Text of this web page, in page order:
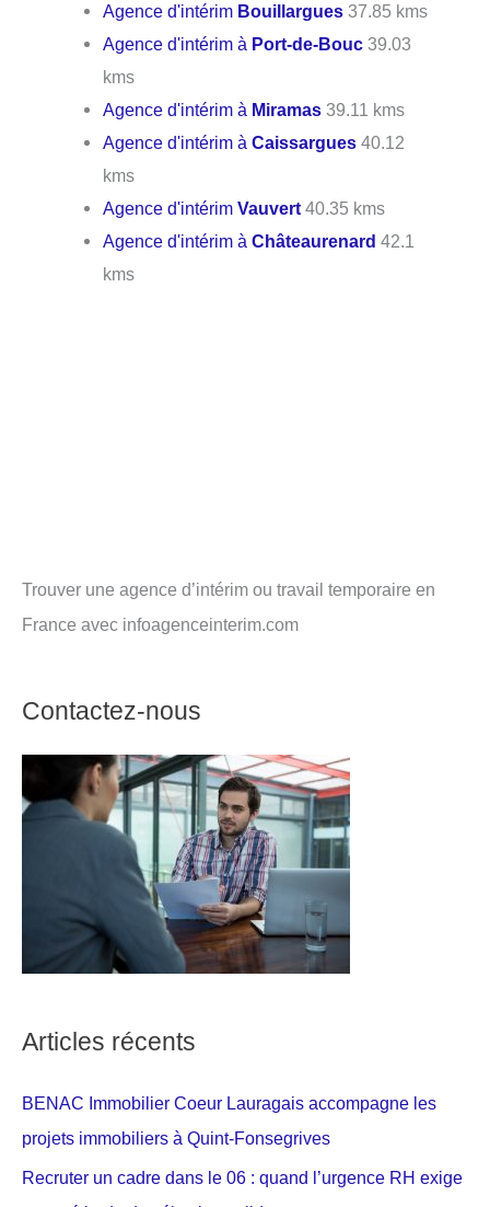
Agence d'intérim Bouillargues 37.85 kms
Agence d'intérim à Port-de-Bouc 39.03
kms
Agence d'intérim à Miramas 39.11 kms
Agence d'intérim àCaissargues 40.12
kms
Agence d'intérimVauvert 40.35 kms
Agence d'intérim àChâteaurenard 42.1
kms
Trouver une agence d’intérim ou travail temporaire en
France avec infoagenceinterim.com
Contactez-nous
Articles récents
BENAC Immobilier Coeur Lauragais accompagne les
projets immobiliers à Quint-Fonsegrives
Recruter un cadre dans le 06 : quand l’urgence RH exige